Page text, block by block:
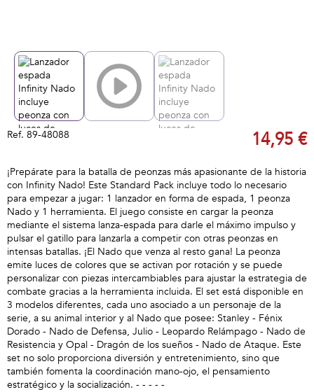
Ref. 89-48088 14,95 €
¡Prepárate para la batalla de peonzas más apasionante de la historia
con Infinity Nado! Este Standard Pack incluye todo lo necesario
para empezar a jugar: 1 lanzador en forma de espada, 1 peonza
Nado y 1 herramienta. El juego consiste en cargar la peonza
mediante el sistema lanza-espada para darle el máximo impulso y
pulsar el gatillo para lanzarla a competir con otras peonzas en
intensas batallas. ¡El Nado que venza al resto gana! La peonza
emite luces de colores que se activan por rotación y se puede
personalizar con piezas intercambiables para ajustar la estrategia de
combate gracias a la herramienta incluida. El set está disponible en
3 modelos diferentes, cada uno asociado a un personaje de la
serie, a su animal interior y al Nado que posee: Stanley - Fénix
Dorado - Nado de Defensa, Julio - Leopardo Relámpago - Nado de
Resistencia y Opal - Dragón de los sueños - Nado de Ataque. Este
set no solo proporciona diversión y entretenimiento, sino que
también fomenta la coordinación mano-ojo, el pensamiento
estratégico y la socialización. - - - - -